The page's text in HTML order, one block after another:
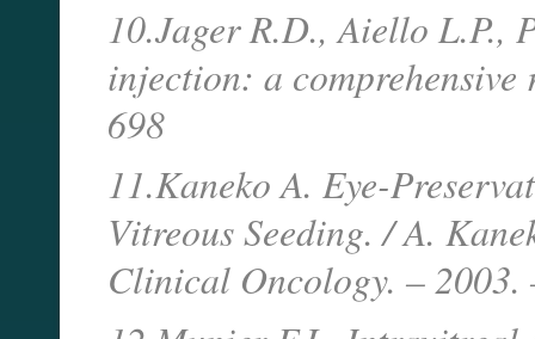
10.Jager R.D., Aiello L.P.,
injection: a comprehensive
698
11.Kaneko A. Eye-
Vitreous Seeding. / A.
Clinical Oncology. –